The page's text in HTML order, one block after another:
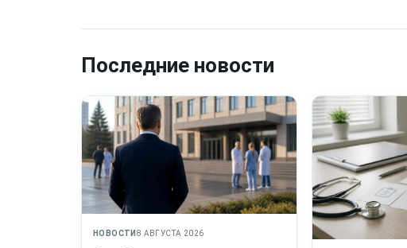
Последние новости
НОВОСТИ 8 АВГУСТА 2026